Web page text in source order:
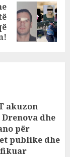
akuzon
dhe
për
publike dhe